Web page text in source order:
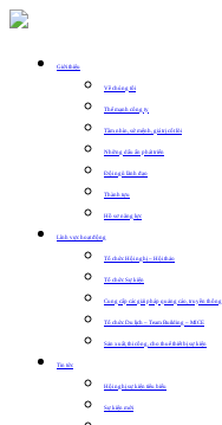
Giới thiệu
Về chúng tôi
Thế mạnh công ty
Tầm nhìn, sứ mệnh, giá trị cốt lõi
Những dấu ấn phát triển
Đội ngũ lãnh đạo
Thành tựu
Hồ sơ năng lực
Lĩnh vực hoạt động
Tổ chức Hội nghị – Hội thảo
Tổ chức Sự kiện
Cung cấp các giải pháp quảng cáo, truyền thông
Tổ chức Du lịch – Team Building – MICE
Sản xuất, thi công, cho thuê thiết bị sự kiện
Tin tức
Hội nghị sự kiện tiêu biểu
Sự kiện mới